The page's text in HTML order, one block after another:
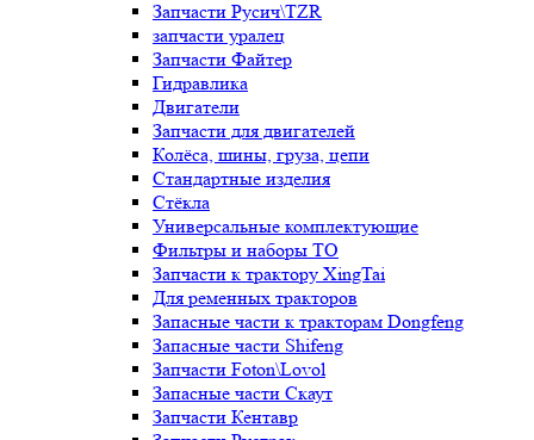
Запчасти Русич\TZR
запчасти уралец
Запчасти Файтер
Гидравлика
Двигатели
Запчасти для двигателей
Колёса, шины, груза, цепи
Стандартные изделия
Стёкла
Универсальные комплектующие
Фильтры и наборы ТО
Запчасти к трактору XingTai
Для ременных тракторов
Запасные части к тракторам Dongfeng
Запасные части Shifeng
Запчасти Foton\Lovol
Запасные части Скаут
Запчасти Кентавр